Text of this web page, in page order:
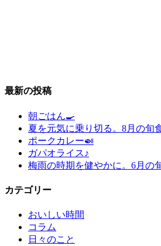
最新の投稿
朝ごはん🍳
夏を元気に乗り切る。8月の旬
ポークカレー🍛
ガパオライス♪
梅雨の時期を健やかに。6月の
カテゴリー
おいしい時間
コラム
日々のこと